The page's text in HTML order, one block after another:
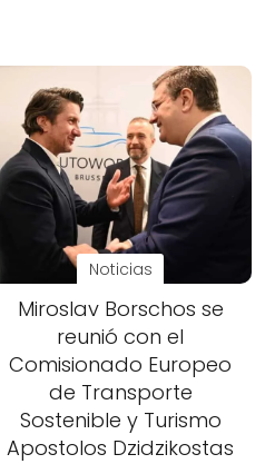
Noticias
Miroslav Borschos se
reunió con el
Comisionado Europeo
de Transporte
Sostenible y Turismo
Apostolos Dzidzikostas